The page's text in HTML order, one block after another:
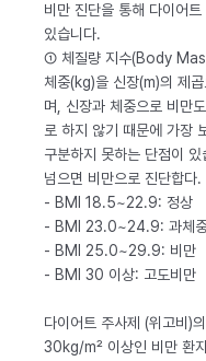
비만 진단을 통해 다이어
있습니다.
① 체질량 지수(Body
체중(kg)을 신장(m)의 제
며, 신장과 체중으로 비만
로 하지 않기 때문에 가장
구분하지 못하는 단점이
넘으면 비만으로 진단합다.
- BMI 18.5~22.9: 정상
- BMI 23.0~24.9: 과체
- BMI 25.0~29.9: 비만
- BMI 30 이상: 고도비만
다이어트 주사제 (위고비)
30kg/m² 이상인 비만 환